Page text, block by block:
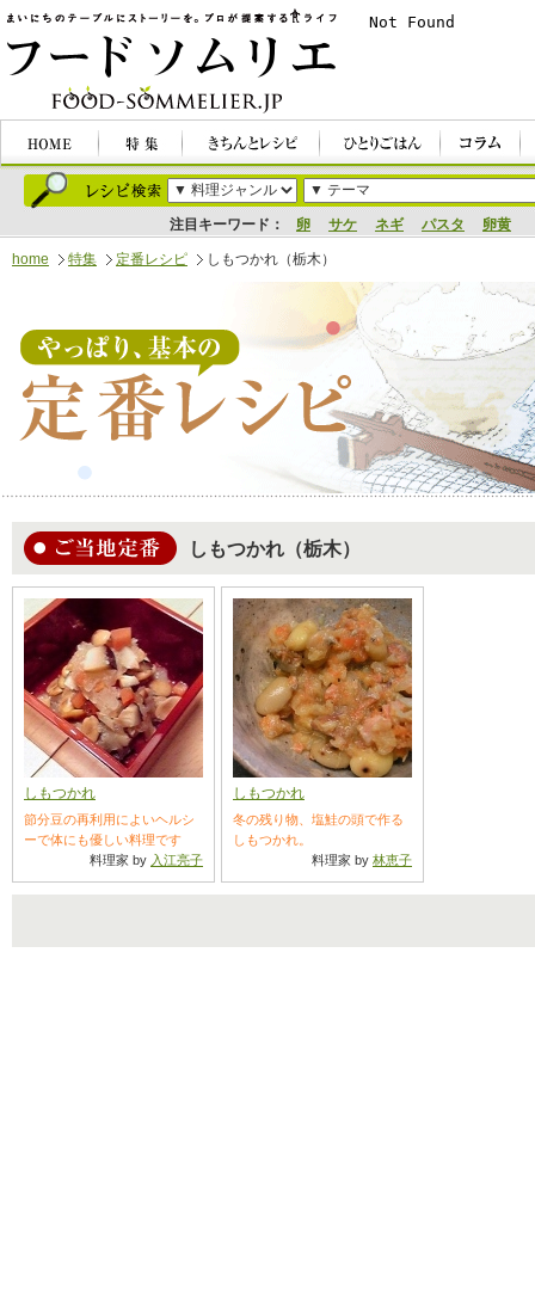
注目キーワード： 卵 サケ ネギ パスタ 卵黄
home 特集 定番レシピ しもつかれ（栃木）
しもつかれ（栃木）
しもつかれ
節分豆の再利用によいヘルシ
ーで体にも優しい料理です
料理家 by 入江亮子
しもつかれ
冬の残り物、塩鮭の頭で作る
しもつかれ。
料理家 by 林恵子